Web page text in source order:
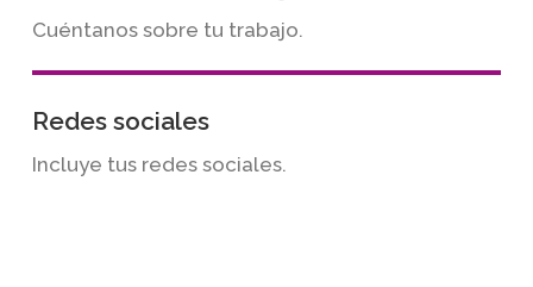
Cuéntanos sobre tu trabajo.
Redes sociales
Incluye tus redes sociales.